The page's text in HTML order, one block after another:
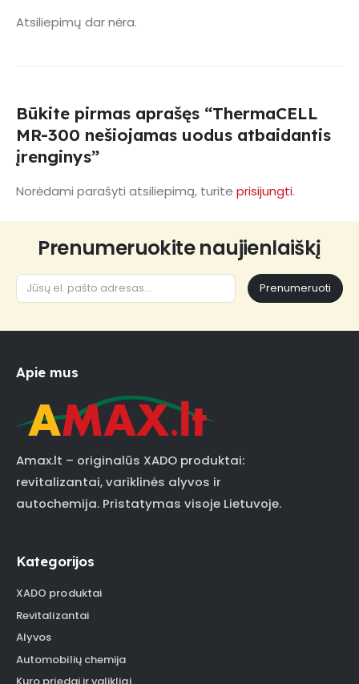
Atsiliepimų dar nėra.
Būkite pirmas aprašęs “ThermaCELL
MR-300 nešiojamas uodus atbaidantis
įrenginys”
Norėdami parašyti atsiliepimą, turite prisijungti.
Prenumeruokite naujienlaiškį
Prenumeruoti
Apie mus
Amax.lt – originalūs XADO produktai:
revitalizantai, variklinės alyvos ir
autochemija. Pristatymas visoje Lietuvoje.
Kategorijos
XADO produktai
Revitalizantai
Alyvos
Automobilių chemija